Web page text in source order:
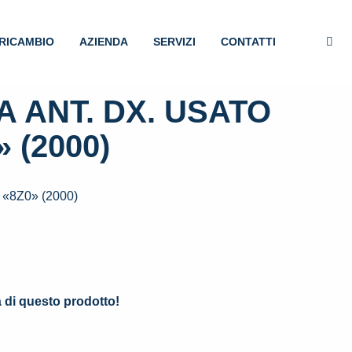
AZIENDA SERVIZI CONTATTI
ANT. DX. USATO
(2000)
(2000)
di questo prodotto!